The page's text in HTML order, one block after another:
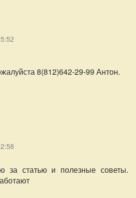
8(812)642-29-99 Антон.
за статью и полезные советы.